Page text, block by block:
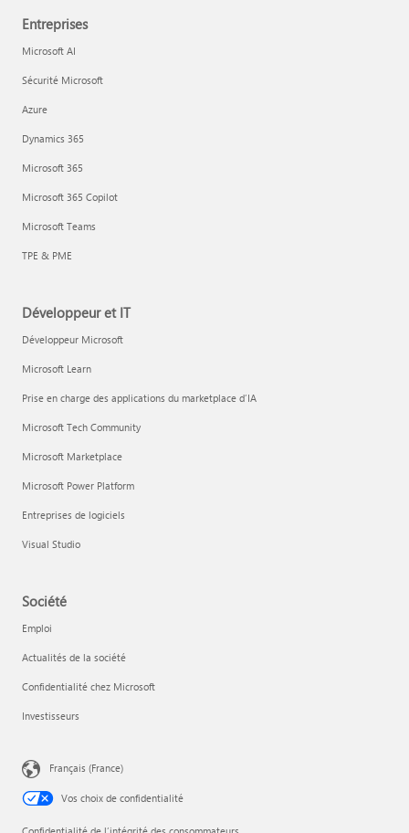
Entreprises
Microsoft AI
Sécurité Microsoft
Azure
Dynamics 365
Microsoft 365
Microsoft 365 Copilot
Microsoft Teams
TPE & PME
Développeur et IT
Développeur Microsoft
Microsoft Learn
Prise en charge des applications du marketplace d’IA
Microsoft Tech Community
Microsoft Marketplace
Microsoft Power Platform
Entreprises de logiciels
Visual Studio
Société
Emploi
Actualités de la société
Confidentialité chez Microsoft
Investisseurs
Français (France)
Vos choix de confidentialité